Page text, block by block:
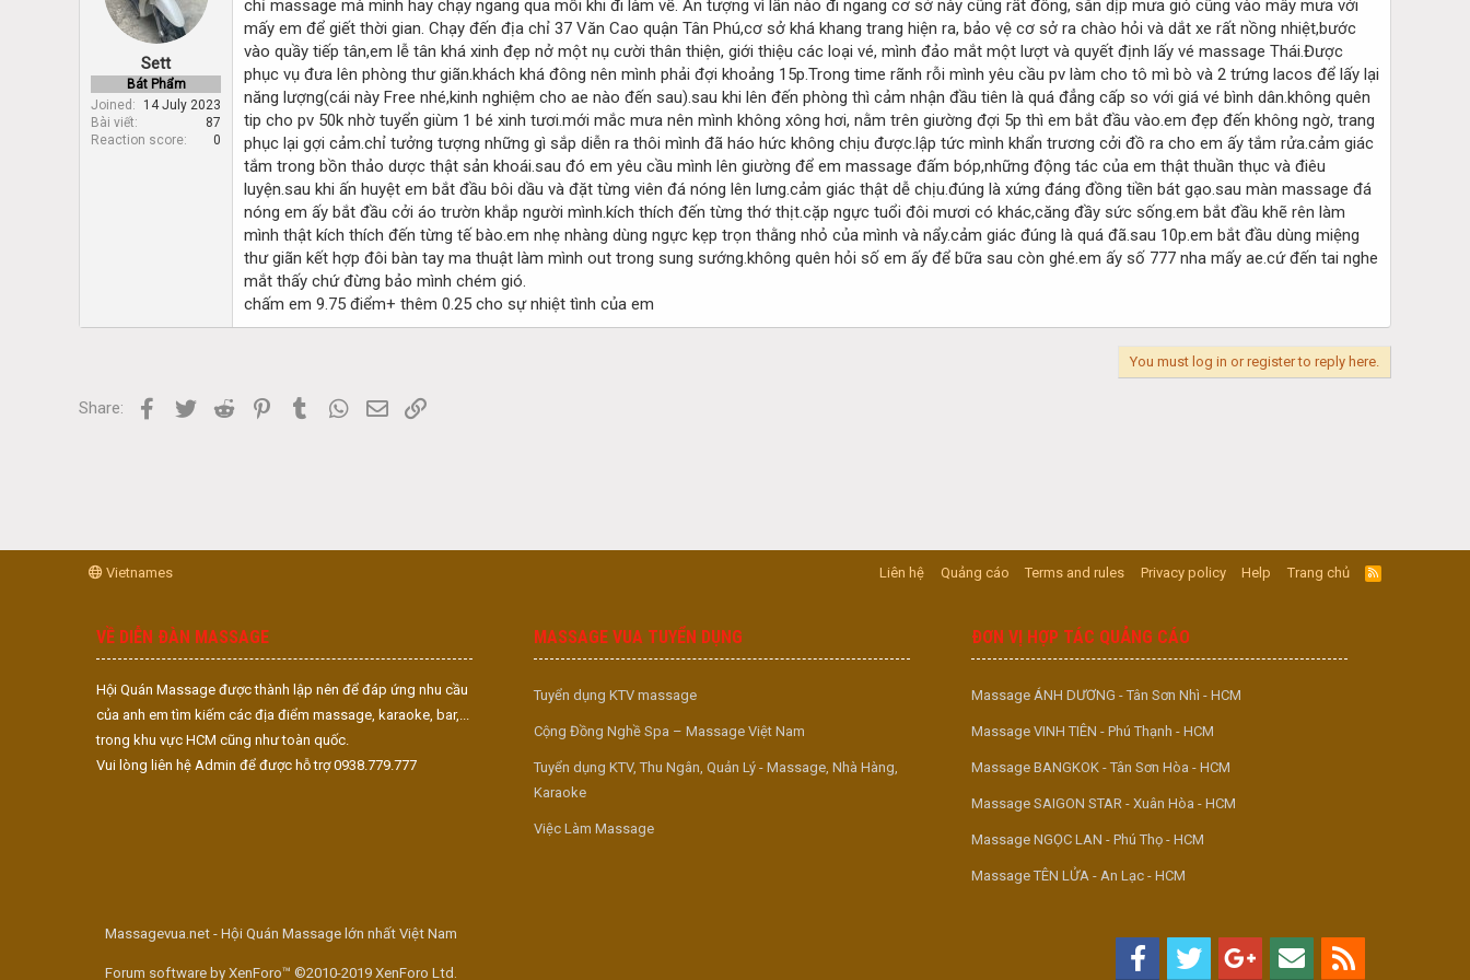
t
e
r
d
a
t
e
Sett
Bát Phẩm
Joined
14 July 2023
Bài viết
87
Reaction score
0
chỉ massage mà mình hay chạy ngang qua mỗi khi đi làm về. Ấn tượng vì lần nào đi ngang cơ sở này cũng rất đông, sẵn dịp mưa gió cũng vào mây mưa với
mấy em để giết thời gian. Chạy đến địa chỉ 37 Văn Cao quận Tân Phú,cơ sở khá khang trang hiện ra, bảo vệ cơ sở ra chào hỏi và dắt xe rất nồng nhiệt,bước
vào quầy tiếp tân,em lễ tân khá xinh đẹp nở một nụ cười thân thiện, giới thiệu các loại vé, mình đảo mắt một lượt và quyết định lấy vé massage Thái.Được
phục vụ đưa lên phòng thư giãn.khách khá đông nên mình phải đợi khoảng 15p.Trong time rãnh rỗi mình yêu cầu pv làm cho tô mì bò và 2 trứng lacos để lấy lại
năng lượng(cái này Free nhé,kinh nghiệm cho ae nào đến sau).sau khi lên đến phòng thì cảm nhận đầu tiên là quá đẳng cấp so với giá vé bình dân.không quên
tip cho pv 50k nhờ tuyển giùm 1 bé xinh tươi.mới mắc mưa nên mình không xông hơi, nằm trên giường đợi 5p thì em bắt đầu vào.em đẹp đến không ngờ, trang
phục lại gợi cảm.chỉ tưởng tượng những gì sắp diễn ra thôi mình đã háo hức không chịu được.lập tức mình khẩn trương cởi đồ ra cho em ấy tắm rửa.cảm giác
tắm trong bồn thảo dược thật sản khoái.sau đó em yêu cầu mình lên giường để em massage đấm bóp,những động tác của em thật thuần thục và điêu
luyện.sau khi ấn huyệt em bắt đầu bôi dầu và đặt từng viên đá nóng lên lưng.cảm giác thật dễ chịu.đúng là xứng đáng đồng tiền bát gạo.sau màn massage đá
nóng em ấy bắt đầu cởi áo trườn khắp người mình.kích thích đến từng thớ thịt.cặp ngực tuổi đôi mươi có khác,căng đầy sức sống.em bắt đầu khẽ rên làm
mình thật kích thích đến từng tế bào.em nhẹ nhàng dùng ngực kẹp trọn thằng nhỏ của mình và nẩy.cảm giác đúng là quá đã.sau 10p.em bắt đầu dùng miệng
thư giãn kết hợp đôi bàn tay ma thuật làm mình out trong sung sướng.không quên hỏi số em ấy để bữa sau còn ghé.em ấy số 777 nha mấy ae.cứ đến tai nghe
mắt thấy chứ đừng bảo mình chém gió.
chấm em 9.75 điểm+ thêm 0.25 cho sự nhiệt tình của em
You must log in or register to reply here.
Share: Facebook
Twitter Reddit PinterestTumblr WhatsApp
Email
Vietnames Liên hệ Quảng cáo Terms and rules Privacy policy Help Trang chủ
R
S
VỀ DIỄN ĐÀN MASSAGE
Hội Quán Massage được thành lập nên để đáp ứng nhu cầu
của anh em tìm kiếm các địa điểm massage, karaoke, bar,...
trong khu vực HCM cũng như toàn quốc.
Vui lòng liên hệ Admin để được hỗ trợ 0938.779.777
MASSAGE VUA TUYỂN DỤNG
Tuyển dụng KTV massage
Cộng Đồng Nghề Spa – Massage Việt Nam
Tuyển dụng KTV, Thu Ngân, Quản Lý - Massage, Nhà Hàng,
Karaoke
Việc Làm Massage
ĐƠN VỊ HỢP TÁC QUẢNG CÁO
Massage ÁNH DƯƠNG - Tân Sơn Nhì - HCM
Massage VINH TIÊN - Phú Thạnh - HCM
Massage BANGKOK - Tân Sơn Hòa - HCM
Massage SAIGON STAR - Xuân Hòa - HCM
Massage NGỌC LAN - Phú Thọ - HCM
Massage TÊN LỬA - An Lạc - HCM
Massagevua.net - Hội Quán Massage lớn nhất Việt Nam
Forum software by XenForo™ ©2010-2019 XenForo Ltd.